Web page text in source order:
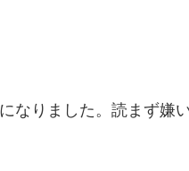
なりました。読まず嫌